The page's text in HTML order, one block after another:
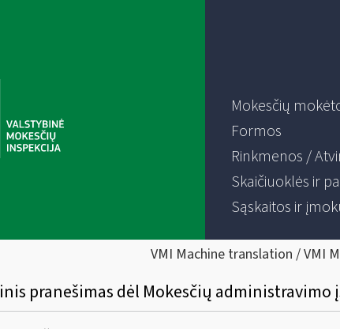
Mokesčių
Formos
Rinkmenos /
Skaičiuoklės ir
Sąskaitos ir
VMI Machine translation / VMI
pranešimas dėl Mokesčių